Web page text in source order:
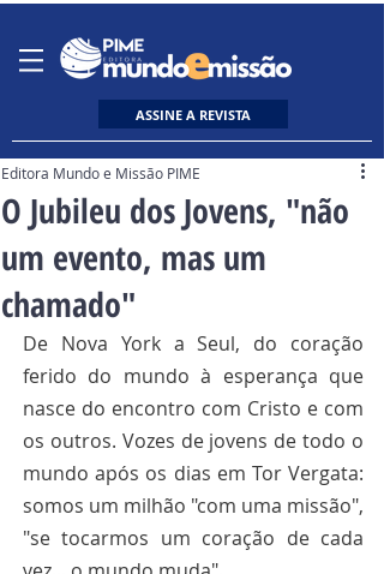
ASSINE A REVISTA
O Jubileu dos Jovens, "não
um evento, mas um
chamado"
Editora Mundo e Missão PIME
De Nova York a Seul, do coração
ferido do mundo à esperança que
nasce do encontro com Cristo e com
os outros. Vozes de jovens de todo o
mundo após os dias em Tor Vergata:
somos um milhão "com uma missão",
"se tocarmos um coração de cada